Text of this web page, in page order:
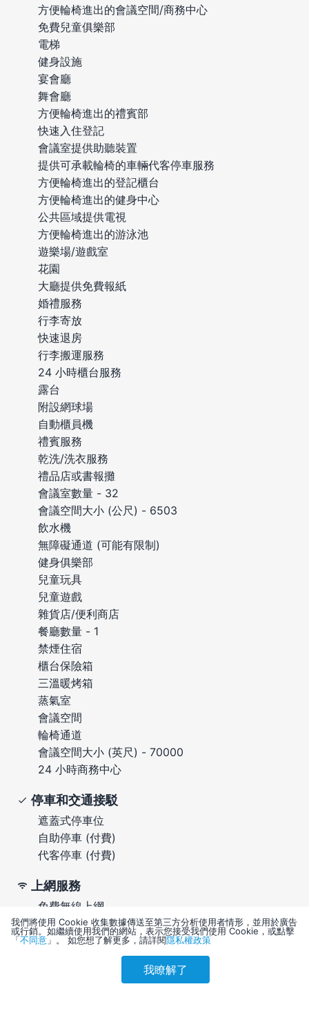
刷卡優惠 會員訂購
方便輪椅進出的會議空間/商務中心
免費兒童俱樂部
電梯
健身設施
宴會廳
舞會廳
方便輪椅進出的禮賓部
快速入住登記
會議室提供助聽裝置
提供可承載輪椅的車輛代客停車服務
方便輪椅進出的登記櫃台
方便輪椅進出的健身中心
公共區域提供電視
方便輪椅進出的游泳池
遊樂場/遊戲室
花園
大廳提供免費報紙
婚禮服務
行李寄放
快速退房
行李搬運服務
24 小時櫃台服務
露台
附設網球場
自動櫃員機
禮賓服務
乾洗/洗衣服務
禮品店或書報攤
會議室數量 - 32
會議空間大小 (公尺) - 6503
飲水機
無障礙通道 (可能有限制)
健身俱樂部
兒童玩具
兒童遊戲
雜貨店/便利商店
餐廳數量 - 1
禁煙住宿
櫃台保險箱
三溫暖烤箱
蒸氣室
會議空間
輪椅通道
會議空間大小 (英尺) - 70000
24 小時商務中心
停車和交通接駁
遮蓋式停車位
自助停車 (付費)
代客停車 (付費)
上網服務
免費無線上網
電腦工作站
我們將使用 Cookie 收集數據傳送至第三方分析使用者情形，並用於廣告
或行銷。如繼續使用我們的網站，表示您接受我們使用 Cookie，或點擊
「不同意 」。 如您想了解更多，請詳閱隱私權政策
我瞭解了